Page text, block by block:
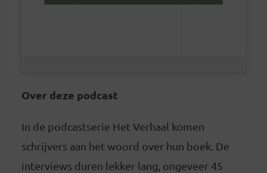
accepteren
Over deze podcast
In de podcastserie Het Verhaal komen
schrijvers aan het woord over hun boek. De
interviews duren lekker lang, ongeveer 45